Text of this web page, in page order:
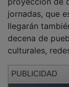
jornadas, que
llegarán
decena de
culturales,